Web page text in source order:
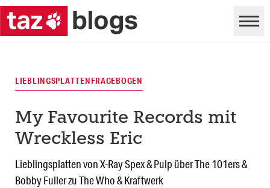
LIEBLINGSPLATTENFRAGEBOGEN
My Favourite Records mit
Wreckless Eric
Lieblingsplatten von X-Ray Spex & Pulp über The 101ers &
Bobby Fuller zu The Who & Kraftwerk